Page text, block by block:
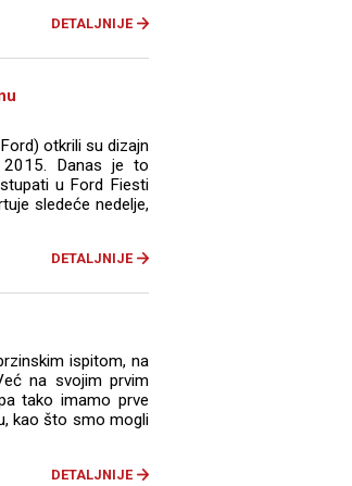
DETALJNIJE
otkrili su dizajn
2015. Danas je to
u Ford Fiesti
sledeće nedelje,
DETALJNIJE
ispitom, na
na svojim prvim
tako imamo prve
kao što smo mogli
DETALJNIJE